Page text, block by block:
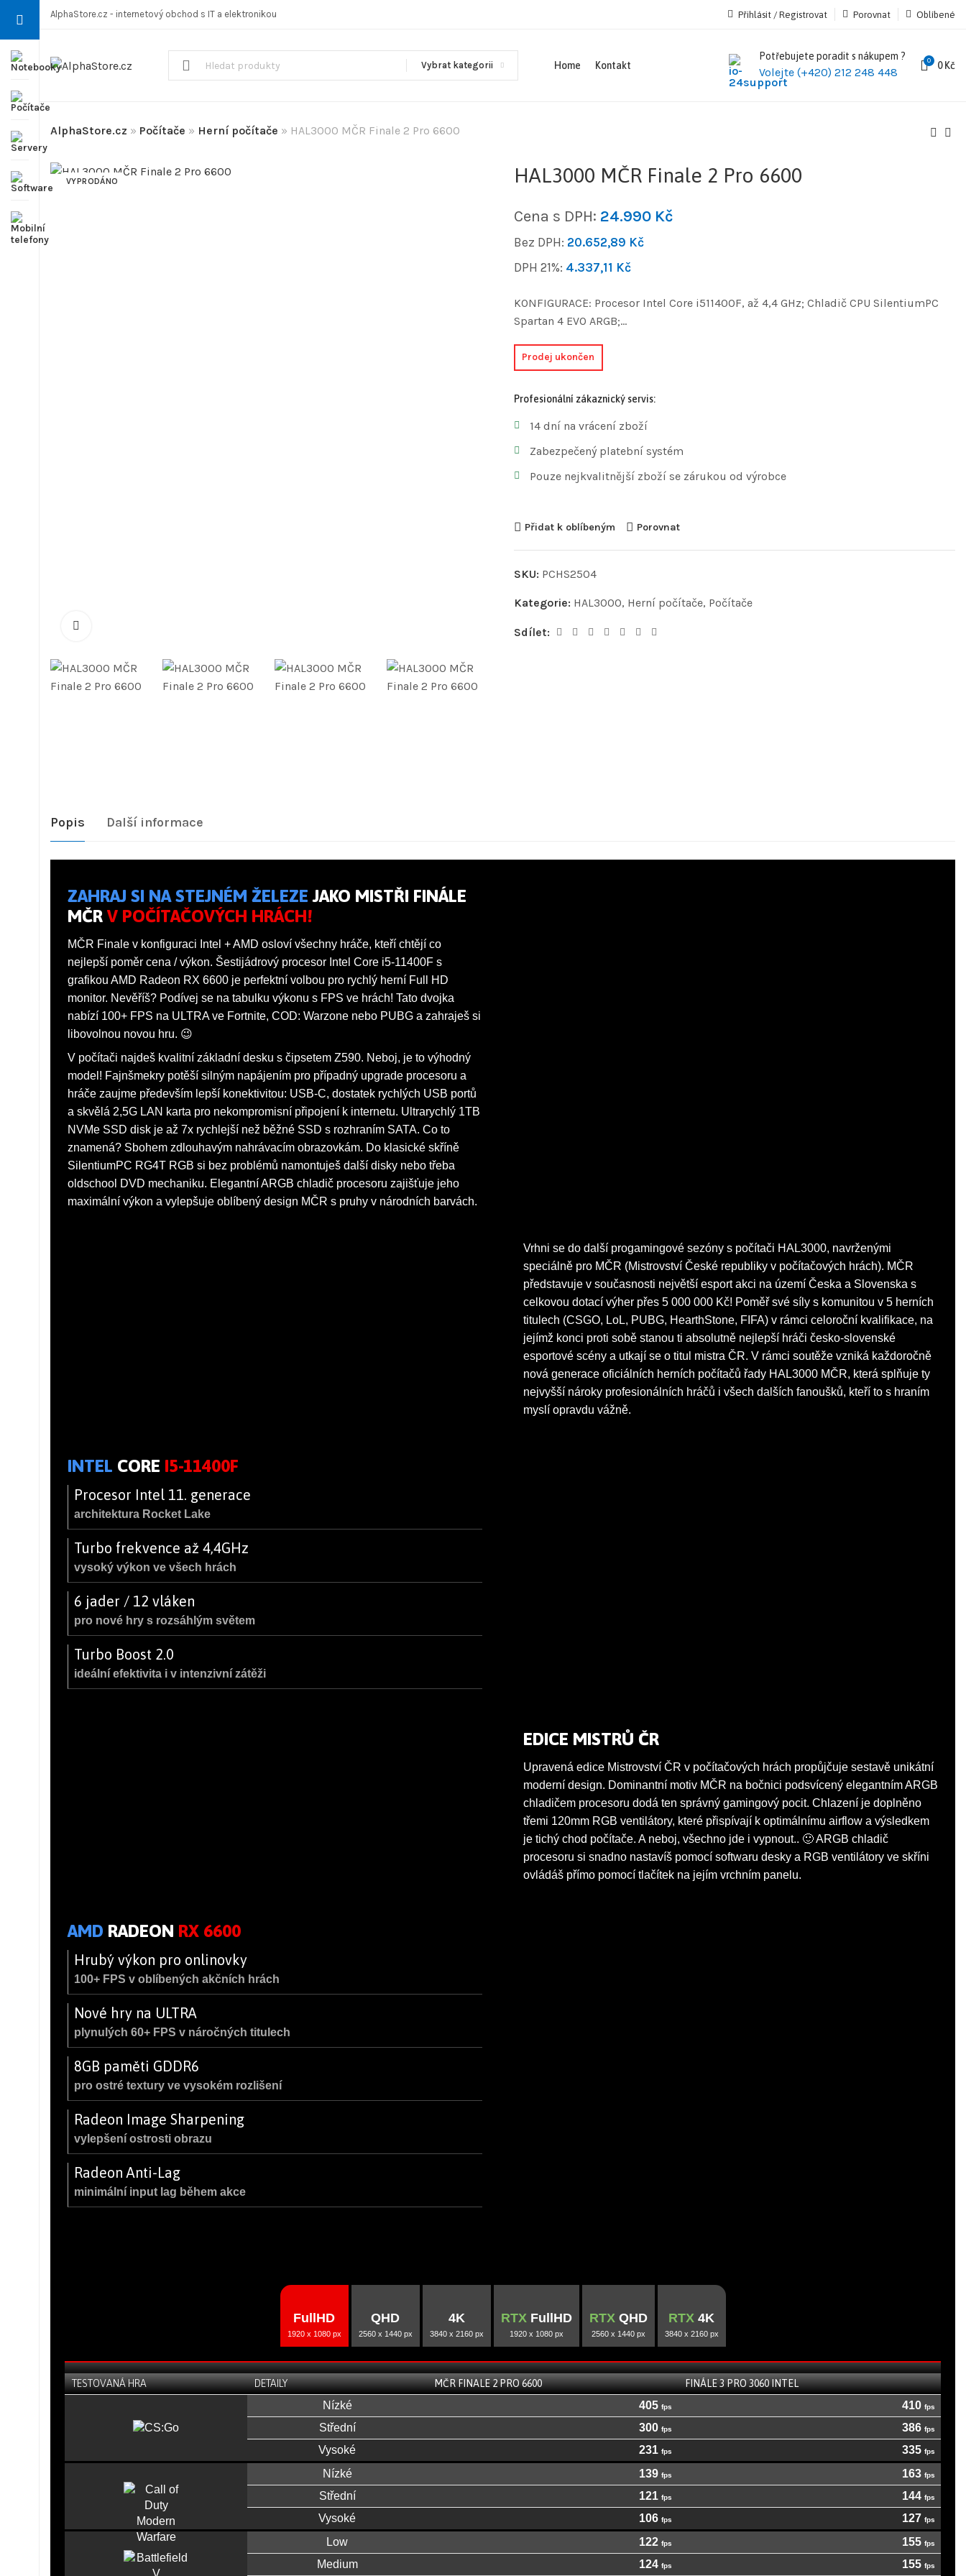
AlphaStore.cz - internetový obchod s IT a elektronikou Přihlásit / Registrovat Porovnat Oblíbené
Vybrat kategorii Home Kontakt
Potřebujete poradit s nákupem ?
Volejte (+420) 212 248 448
0 0 Kč
AlphaStore.cz » Počítače » Herní počítače » HAL3000 MČR Finale 2 Pro 6600
VYPRODÁNO HAL3000 MČR Finale 2 Pro 6600
Cena s DPH: 24.990 Kč
Bez DPH: 20.652,89 Kč
DPH 21%: 4.337,11 Kč
KONFIGURACE: Procesor Intel Core i511400F, až 4,4 GHz; Chladič CPU SilentiumPC
Spartan 4 EVO ARGB;…
Prodej ukončen
Profesionální zákaznický servis:
14 dní na vrácení zboží
Zabezpečený platební systém
Pouze nejkvalitnější zboží se zárukou od výrobce
Přidat k oblíbeným Porovnat
SKU: PCHS2504
Kategorie: HAL3000, Herní počítače, Počítače
Sdílet:
Popis Další informace
ZAHRAJ SI NA STEJNÉM ŽELEZE JAKO MISTŘI FINÁLE
MČR V POČÍTAČOVÝCH HRÁCH!
MČR Finale v konfiguraci Intel + AMD osloví všechny hráče, kteří chtějí co
nejlepší poměr cena / výkon. Šestijádrový procesor Intel Core i5-11400F s
grafikou AMD Radeon RX 6600 je perfektní volbou pro rychlý herní Full HD
monitor. Nevěříš? Podívej se na tabulku výkonu s FPS ve hrách! Tato dvojka
nabízí 100+ FPS na ULTRA ve Fortnite, COD: Warzone nebo PUBG a zahraješ si
libovolnou novou hru. 😉
V počítači najdeš kvalitní základní desku s čipsetem Z590. Neboj, je to výhodný
model! Fajnšmekry potěší silným napájením pro případný upgrade procesoru a
hráče zaujme především lepší konektivitou: USB-C, dostatek rychlých USB portů
a skvělá 2,5G LAN karta pro nekompromisní připojení k internetu. Ultrarychlý 1TB
NVMe SSD disk je až 7x rychlejší než běžné SSD s rozhraním SATA. Co to
znamená? Sbohem zdlouhavým nahrávacím obrazovkám. Do klasické skříně
SilentiumPC RG4T RGB si bez problémů namontuješ další disky nebo třeba
oldschool DVD mechaniku. Elegantní ARGB chladič procesoru zajišťuje jeho
maximální výkon a vylepšuje oblíbený design MČR s pruhy v národních barvách.
Vrhni se do další progamingové sezóny s počítači HAL3000, navrženými
speciálně pro MČR (Mistrovství České republiky v počítačových hrách). MČR
představuje v současnosti největší esport akci na území Česka a Slovenska s
celkovou dotací výher přes 5 000 000 Kč! Poměř své síly s komunitou v 5 herních
titulech (CSGO, LoL, PUBG, HearthStone, FIFA) v rámci celoroční kvalifikace, na
jejímž konci proti sobě stanou ti absolutně nejlepší hráči česko-slovenské
esportové scény a utkají se o titul mistra ČR. V rámci soutěže vzniká každoročně
nová generace oficiálních herních počítačů řady HAL3000 MČR, která splňuje ty
nejvyšší nároky profesionálních hráčů i všech dalších fanoušků, kteří to s hraním
myslí opravdu vážně.
INTEL CORE I5-11400F
Procesor Intel 11. generace
architektura Rocket Lake
Turbo frekvence až 4,4GHz
vysoký výkon ve všech hrách
6 jader / 12 vláken
pro nové hry s rozsáhlým světem
Turbo Boost 2.0
ideální efektivita i v intenzivní zátěži
EDICE MISTRŮ ČR
Upravená edice Mistrovství ČR v počítačových hrách propůjčuje sestavě unikátní
moderní design. Dominantní motiv MČR na bočnici podsvícený elegantním ARGB
chladičem procesoru dodá ten správný gamingový pocit. Chlazení je doplněno
třemi 120mm RGB ventilátory, které přispívají k optimálnímu airflow a výsledkem
je tichý chod počítače. A neboj, všechno jde i vypnout.. 🙂 ARGB chladič
procesoru si snadno nastavíš pomocí softwaru desky a RGB ventilátory ve skříni
ovládáš přímo pomocí tlačítek na jejím vrchním panelu.
AMD RADEON RX 6600
Hrubý výkon pro onlinovky
100+ FPS v oblíbených akčních hrách
Nové hry na ULTRA
plynulých 60+ FPS v náročných titulech
8GB paměti GDDR6
pro ostré textury ve vysokém rozlišení
Radeon Image Sharpening
vylepšení ostrosti obrazu
Radeon Anti-Lag
minimální input lag během akce
FullHD
1920 x 1080 px
QHD
2560 x 1440 px
4K
3840 x 2160 px
RTX FullHD
1920 x 1080 px
RTX QHD
2560 x 1440 px
RTX 4K
3840 x 2160 px
TESTOVANÁ HRA DETAILY MČR FINALE 2 PRO 6600 FINÁLE 3 PRO 3060 INTEL
Nízké 405
410
Střední
300
386
Vysoké
231
335
Nízké
139
163
Střední
121
144
Vysoké
106
127
Low
122
155
Medium
124 155